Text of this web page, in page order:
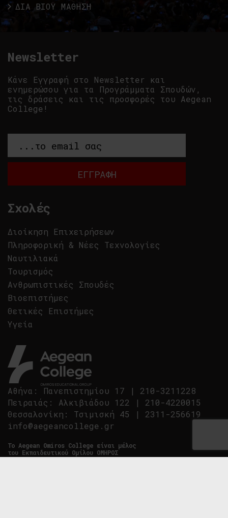
ΔΙΑ ΒΙΟΥ ΜΑΘΗΣΗ
Αθήνα : Πανεπιστημίου 17 | 210-3211228
Πειραιάς : Αλκιβιάδου 122 | 210-4220015
Θεσσαλονίκη : Τσιμισκή 45 | 2311-256619
info@aegeancollege.gr
Tο Aegean Omiros College είναι μέλος
του Εκπαιδευτικού Ομίλου ΟΜΗΡΟΣ
Aegean Omiros College © 2007-2026.
Σχολές
Διοίκηση Επιχειρήσεων
Πληροφορική & Νέες Τεχνολογίες
Ναυτιλιακά
Τουρισμός
Ανθρωπιστικές Σπουδές
Βιοεπιστήμες
Θετικές Επιστήμες
Υγεία
Newsletter
Κάνε Εγγραφή στο Newsletter και
ενημερώσου για τα Προγράμματα Σπουδών,
τις δράσεις και τις προσφορές του Aegean
College!